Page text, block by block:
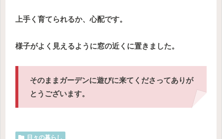
上手く育てられるか、心配です。
様子がよく見えるように窓の近くに置きました。
そのままガーデンに遊びに来てくださってありが
とうございます。
日々の暮らし